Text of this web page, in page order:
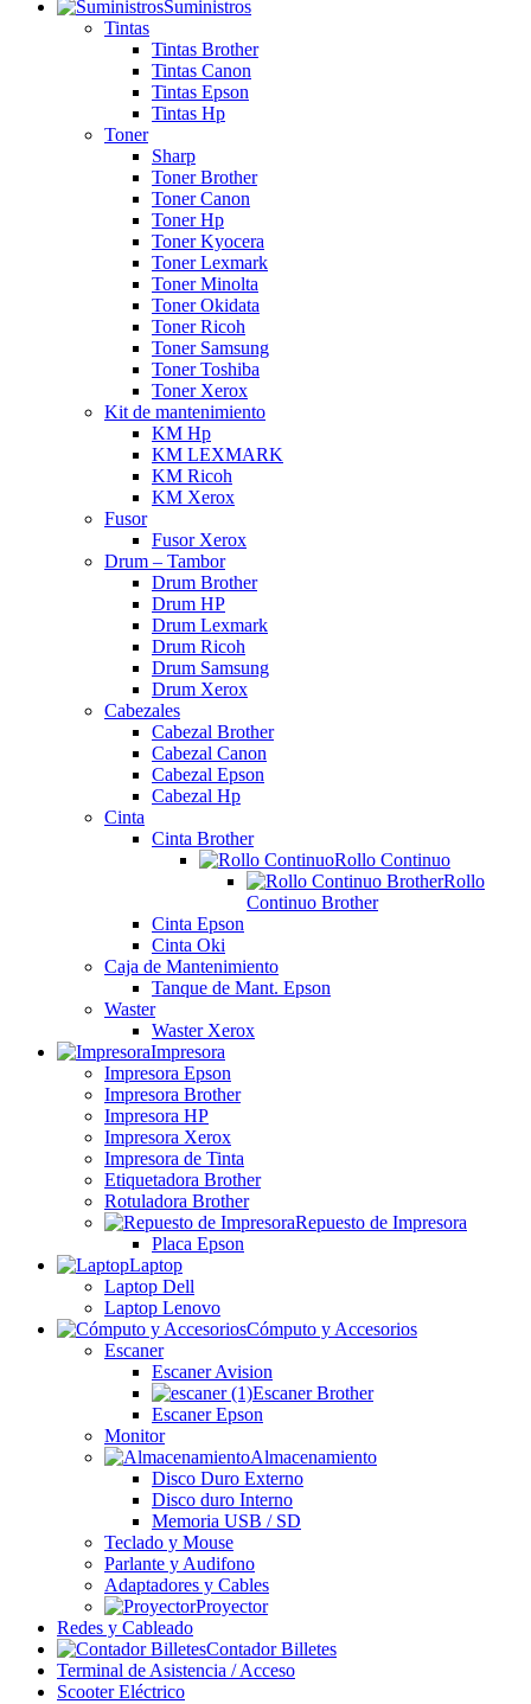
Suministros
Tintas
Tintas Brother
Tintas Canon
Tintas Epson
Tintas Hp
Toner
Sharp
Toner Brother
Toner Canon
Toner Hp
Toner Kyocera
Toner Lexmark
Toner Minolta
Toner Okidata
Toner Ricoh
Toner Samsung
Toner Toshiba
Toner Xerox
Kit de mantenimiento
KM Hp
KM LEXMARK
KM Ricoh
KM Xerox
Fusor
Fusor Xerox
Drum – Tambor
Drum Brother
Drum HP
Drum Lexmark
Drum Ricoh
Drum Samsung
Drum Xerox
Cabezales
Cabezal Brother
Cabezal Canon
Cabezal Epson
Cabezal Hp
Cinta
Cinta Brother
Rollo Continuo
Rollo
Continuo Brother
Cinta Epson
Cinta Oki
Caja de Mantenimiento
Tanque de Mant. Epson
Waster
Waster Xerox
Impresora
Impresora Epson
Impresora Brother
Impresora HP
Impresora Xerox
Impresora de Tinta
Etiquetadora Brother
Rotuladora Brother
Repuesto de Impresora
Placa Epson
Laptop
Laptop Dell
Laptop Lenovo
Cómputo y Accesorios
Escaner
Escaner Avision
Escaner Brother
Escaner Epson
Monitor
Almacenamiento
Disco Duro Externo
Disco duro Interno
Memoria USB / SD
Teclado y Mouse
Parlante y Audifono
Adaptadores y Cables
Proyector
Redes y Cableado
Contador Billetes
Terminal de Asistencia / Acceso
Scooter Eléctrico